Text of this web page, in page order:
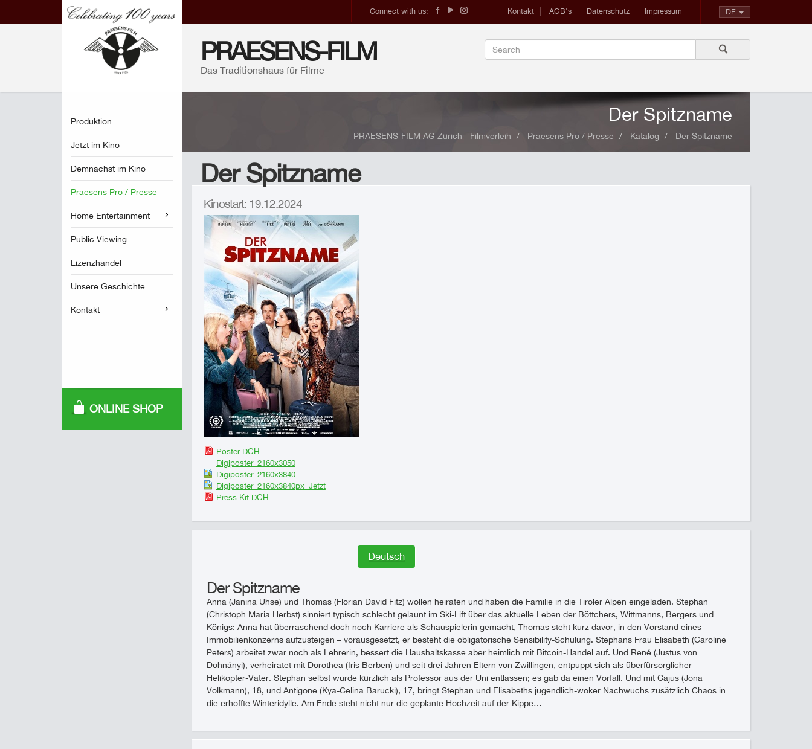
DE
Kontakt AGB's Datenschutz Impressum
Connect with us:
PRAESENS-FILM
Das Traditionshaus für Filme
Produktion
Jetzt im Kino
Demnächst im Kino
Praesens Pro / Presse
Home Entertainment
Public Viewing
Lizenzhandel
Unsere Geschichte
Kontakt
ONLINE SHOP
Der Spitzname
PRAESENS-FILM AG Zürich - Filmverleih Praesens Pro / Presse Katalog Der Spitzname
Der Spitzname
Kinostart: 19.12.2024
Poster DCH
Digiposter_2160x3050
Digiposter_2160x3840
Digiposter_2160x3840px_Jetzt
Press Kit DCH
Deutsch
Der Spitzname
Anna (Janina Uhse) und Thomas (Florian David Fitz) wollen heiraten und haben die Familie in die Tiroler Alpen eingeladen. Stephan
(Christoph Maria Herbst) sinniert typisch schlecht gelaunt im Ski-Lift über das aktuelle Leben der Böttchers, Wittmanns, Bergers und
Königs: Anna hat überraschend doch noch Karriere als Schauspielerin gemacht, Thomas steht kurz davor, in den Vorstand eines
Immobilienkonzerns aufzusteigen – vorausgesetzt, er besteht die obligatorische Sensibility-Schulung. Stephans Frau Elisabeth (Caroline
Peters) arbeitet zwar noch als Lehrerin, bessert die Haushaltskasse aber heimlich mit Bitcoin-Handel auf. Und René (Justus von
Dohnányi), verheiratet mit Dorothea (Iris Berben) und seit drei Jahren Eltern von Zwillingen, entpuppt sich als überfürsorglicher
Helikopter-Vater. Stephan selbst wurde kürzlich als Professor aus der Uni entlassen; es gab da einen Vorfall. Und mit Cajus (Jona
Volkmann), 18, und Antigone (Kya-Celina Barucki), 17, bringt Stephan und Elisabeths jugendlich-woker Nachwuchs zusätzlich Chaos in
die erhoffte Winteridylle. Am Ende steht nicht nur die geplante Hochzeit auf der Kippe…